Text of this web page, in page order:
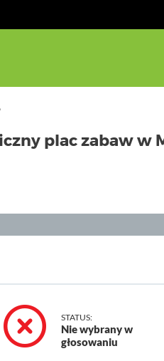
plac zabaw w
STATUS:
Nie wybrany w
głosowaniu